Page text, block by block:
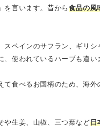
を言います。昔から食品の風
ペインのサフラン、ギリ
、使われているハーブも違い
て食べるお国柄のため、海外
や生姜、山椒、三つ葉など日